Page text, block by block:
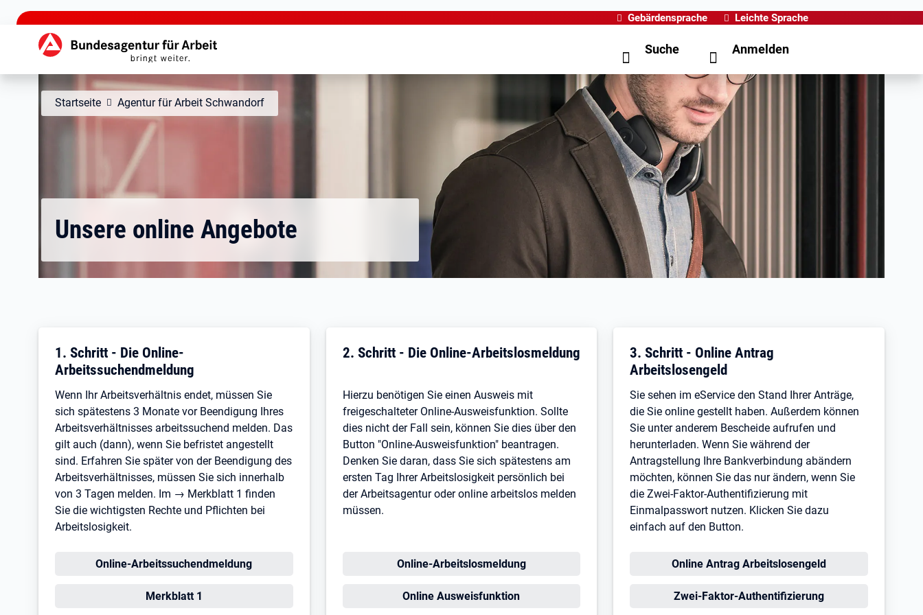
zu den Hauptinhalten springen
Gebärdensprache Leichte Sprache
Hauptnavigation Suche Anmelden
Startseite Agentur für Arbeit Schwandorf
Unsere online Angebote
1. Schritt - Die Online-
Arbeitssuchendmeldung
Wenn Ihr Arbeitsverhältnis endet, müssen Sie
sich spätestens 3 Monate vor Beendigung Ihres
Arbeitsverhältnisses arbeitssuchend melden. Das
gilt auch (dann), wenn Sie befristet angestellt
sind. Erfahren Sie später von der Beendigung des
Arbeitsverhältnisses, müssen Sie sich innerhalb
von 3 Tagen melden. Im → Merkblatt 1 finden
Sie die wichtigsten Rechte und Pflichten bei
Arbeitslosigkeit.
Öffnet in neuem Tab
Online-Arbeitssuchendmeldung
Öffnet in neuem Tab
Merkblatt 1
2. Schritt - Die Online-Arbeitslosmeldung
Hierzu benötigen Sie einen Ausweis mit
freigeschalteter Online-Ausweisfunktion. Sollte
dies nicht der Fall sein, können Sie dies über den
Button "Online-Ausweisfunktion" beantragen.
Denken Sie daran, dass Sie sich spätestens am
ersten Tag Ihrer Arbeitslosigkeit persönlich bei
der Arbeitsagentur oder online arbeitslos melden
müssen.
Öffnet in neuem Tab
Online-Arbeitslosmeldung
Öffnet in neuem Tab
Online Ausweisfunktion
3. Schritt - Online Antrag
Arbeitslosengeld
Sie sehen im eService den Stand Ihrer Anträge,
die Sie online gestellt haben. Außerdem können
Sie unter anderem Bescheide aufrufen und
herunterladen. Wenn Sie während der
Antragstellung Ihre Bankverbindung abändern
möchten, können Sie das nur ändern, wenn Sie
die Zwei-Faktor-Authentifizierung mit
Einmalpasswort nutzen. Klicken Sie dazu
einfach auf den Button.
Öffnet in neuem Tab
Online Antrag Arbeitslosengeld
Öffnet in neuem Tab
Zwei-Faktor-Authentifizierung